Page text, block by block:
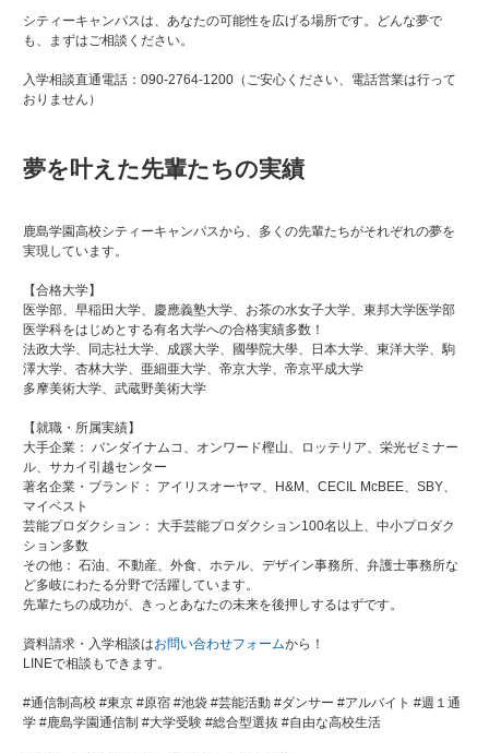
シティーキャンパスは、あなたの可能性を広げる場所です。どんな夢で
も、まずはご相談ください。
入学相談直通電話：090-2764-1200（ご安心ください、電話営業は行って
おりません）
夢を叶えた先輩たちの実績
鹿島学園高校シティーキャンパスから、多くの先輩たちがそれぞれの夢を
実現しています。
【合格大学】
医学部、早稲田大学、慶應義塾大学、お茶の水女子大学、東邦大学医学部
医学科をはじめとする有名大学への合格実績多数！
法政大学、同志社大学、成蹊大学、國學院大學、日本大学、東洋大学、駒
澤大学、杏林大学、亜細亜大学、帝京大学、帝京平成大学
多摩美術大学、武蔵野美術大学
【就職・所属実績】
大手企業： バンダイナムコ、オンワード樫山、ロッテリア、栄光ゼミナー
ル、サカイ引越センター
著名企業・ブランド： アイリスオーヤマ、H&M、CECIL McBEE、SBY、
マイベスト
芸能プロダクション： 大手芸能プロダクション100名以上、中小プロダク
ション多数
その他： 石油、不動産、外食、ホテル、デザイン事務所、弁護士事務所な
ど多岐にわたる分野で活躍しています。
先輩たちの成功が、きっとあなたの未来を後押しするはずです。
資料請求・入学相談はお問い合わせフォームから！
LINEで相談もできます。
#通信制高校 #東京 #原宿 #池袋 #芸能活動 #ダンサー #アルバイト #週１通
学 #鹿島学園通信制 #大学受験 #総合型選抜 #自由な高校生活